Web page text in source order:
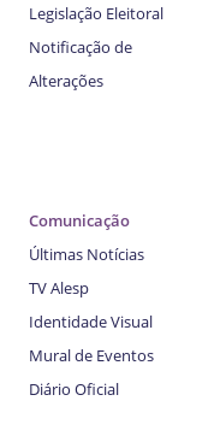
Legislação Eleitoral
Notificação de
Alterações
Comunicação
Últimas Notícias
TV Alesp
Identidade Visual
Mural de Eventos
Diário Oficial